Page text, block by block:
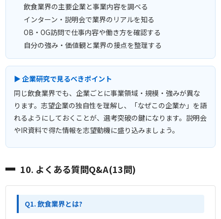
飲食業界の主要企業と事業内容を調べる
インターン・説明会で業界のリアルを知る
OB・OG訪問で仕事内容や働き方を確認する
自分の強み・価値観と業界の接点を整理する
▶ 企業研究で見るべきポイント
同じ飲食業界でも、企業ごとに事業領域・規模・強みが異な
ります。志望企業の独自性を理解し、「なぜこの企業か」を語
れるようにしておくことが、選考突破の鍵になります。説明会
やIR資料で得た情報を志望動機に盛り込みましょう。
10. よくある質問Q&A(13問)
Q1. 飲食業界とは?